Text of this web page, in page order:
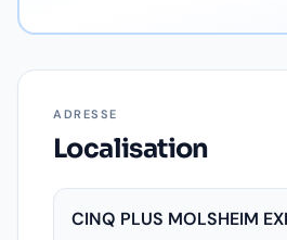
ADRESSE
Localisation
CINQ PLUS MOLSHEIM